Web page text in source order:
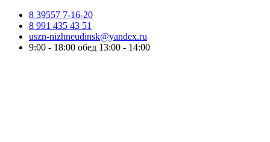
8 39557 7-16-20
8 991 435 43 51
uszn-nizhneudinsk@yandex.ru
9:00 - 18:00 обед 13:00 - 14:00